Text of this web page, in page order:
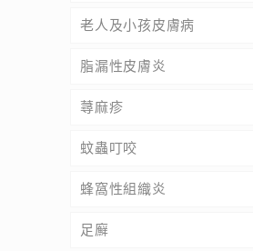
老人及小孩皮膚病
脂漏性皮膚炎
蕁麻疹
蚊蟲叮咬
蜂窩性組織炎
足廯